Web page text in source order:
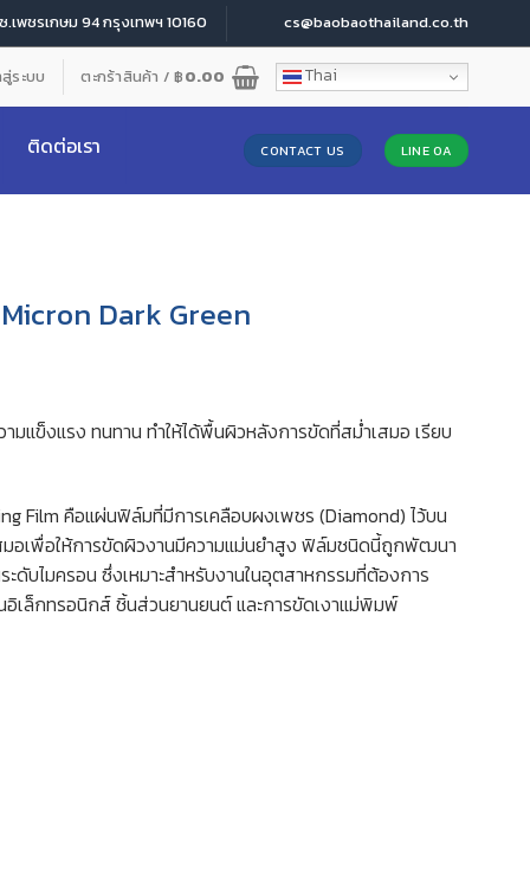
.เพชรเกษม 94 กรุงเทพฯ 10160 cs@baobaothailand.co.th
สู่ระบบ ตะกร้าสินค้า /฿0.00 Thai
ติดต่อเรา CONTACT US LINE OA
Dark Green
แข็งแรง ทนทาน ทำให้ได้พื้นผิวหลังการขัดที่สม่ำเสมอ เรียบ
Film คือแผ่นฟิล์มที่มีการเคลือบผงเพชร (Diamond) ไว้บน
มอเพื่อให้การขัดผิวงานมีความแม่นยำสูง ฟิล์มชนิดนี้ถูกพัฒนา
ะดับไมครอน ซึ่งเหมาะสำหรับงานในอุตสาหกรรมที่ต้องการ
เล็กทรอนิกส์ ชิ้นส่วนยานยนต์ และการขัดเงาแม่พิมพ์